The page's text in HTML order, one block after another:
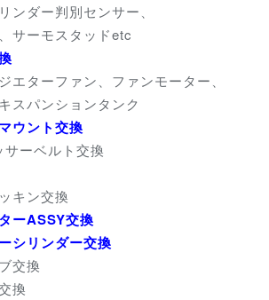
ダー判別センサー、
サーモスタッドetc
エターファン、ファンモーター、
スパンションタンク
ウント交換
サーベルト交換
キン交換
ーASSY交換
シリンダー交換
交換
換